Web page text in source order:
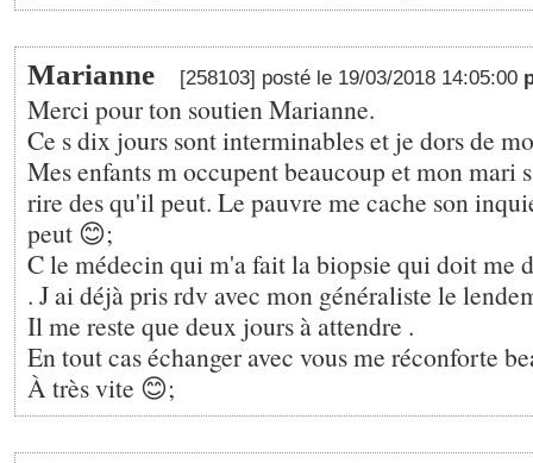
Marianne [258103] posté le 19/03/2018 14:05:00
Merci pour ton soutien Marianne.
Ce s dix jours sont interminables et je dors de
Mes enfants m occupent beaucoup et mon mari
rire des qu'il peut. Le pauvre me cache son
peut 😊;
C le médecin qui m'a fait la biopsie qui doit me
. J ai déjà pris rdv avec mon généraliste le
Il me reste que deux jours à attendre .
En tout cas échanger avec vous me réconforte
À très vite 😊;